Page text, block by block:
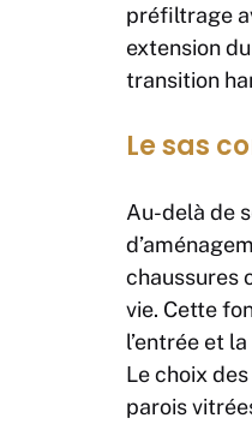
préfiltrage
extension
transition
Le sas
Au-delà de
chaussures
vie. Cette
l’entrée et
Le choix
parois